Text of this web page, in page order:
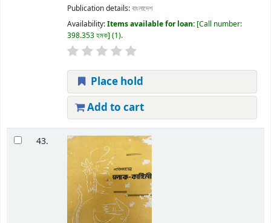
Publication details:বাংলাদেশ
Availability:Items available for loan: Call number:
398.353 হমক (1).
Place hold
Add to cart
43.